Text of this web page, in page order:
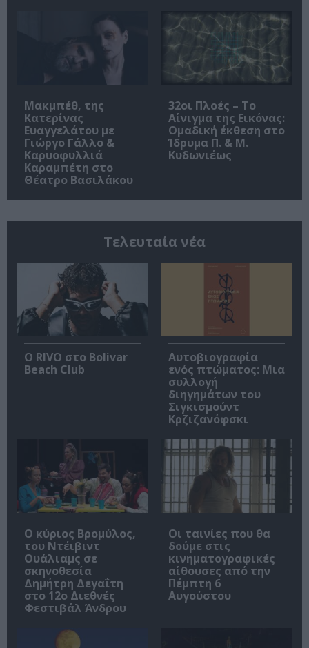
Μακμπέθ, της
Κατερίνας
Ευαγγελάτου με
Γιώργο Γάλλο &
Καρυοφυλλιά
Καραμπέτη στο
Θέατρο Βασιλάκου
32οι Πλοές – Το
Αίνιγμα της Εικόνας:
Ομαδική έκθεση στο
Ίδρυμα Π. & Μ.
Κυδωνιέως
Τελευταία νέα
Ο RIVO στο Bolivar
Beach Club
Αυτοβιογραφία
ενός πτώματος: Μια
συλλογή
διηγημάτων του
Σιγκισμούντ
Κρζιζανόφσκι
O κύριος Βρομύλος,
του Ντέιβιντ
Ουάλιαμς σε
σκηνοθεσία
Δημήτρη Δεγαΐτη
στο 12ο Διεθνές
Φεστιβάλ Άνδρου
Οι ταινίες που θα
δούμε στις
κινηματογραφικές
αίθουσες από την
Πέμπτη 6
Αυγούστου